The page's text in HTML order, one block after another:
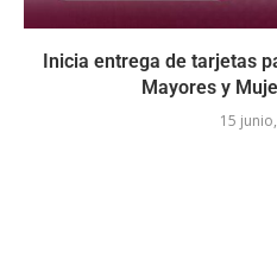
Inicia entrega de tarjetas
Mayores y
15